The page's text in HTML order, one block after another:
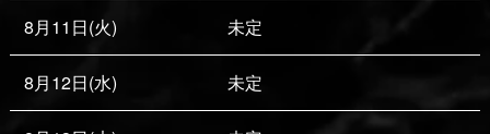
8月11日(火) 未定
8月12日(水) 未定